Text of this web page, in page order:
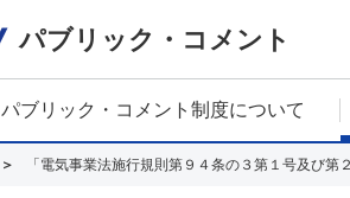
パブリック・コメント
パブリック・コメント制度について
「電気事業法施行規則第９４条の３第１号及び